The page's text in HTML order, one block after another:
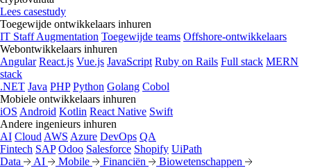
Lees casestudy
Toegewijde ontwikkelaars inhuren
IT Staff Augmentation Toegewijde teams Offshore-ontwikkelaars
Webontwikkelaars inhuren
Angular React.js Vue.js JavaScript Ruby on Rails Full stack MERN
stack
.NET Java PHP Python Golang Cobol
Mobiele ontwikkelaars inhuren
iOS Android Kotlin React Native Swift
Andere ingenieurs inhuren
AI Cloud AWS Azure DevOps QA
Fintech SAP Odoo Salesforce Shopify UiPath
Data
AI Mobile Financiën Biowetenschappen